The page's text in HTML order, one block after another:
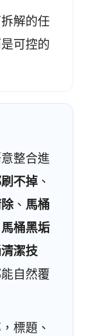
解的任
可控的
整合進
不掉 、
、 馬桶
馬桶黑垢
潔技
能自然覆
標題、